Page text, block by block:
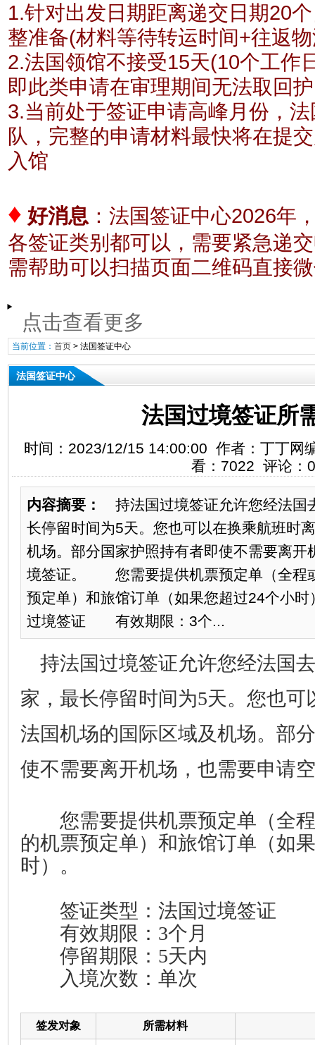
1.针对出发日期距离递交日期20
整准备(材料等待转运时间+往返
2.法国领馆不接受15天(10个工作
即此类申请在审理期间无法取回
3.当前处于签证申请高峰月份，
队，完整的申请材料最快将在提
入馆
♦ 好消息 ： 法国签证中心2026年
各签证类别都可以，需要紧急递
需帮助可以扫描页面二维码直接
点击查看更多
当前位置： 首页> 法国签证中心
法国签证中心
法国过境签证所
时间：2023/12/15 14:00:00 作者：丁丁网
看：7022 评论：0
内容摘要：
持法国过境签证允许您经法国
长停留时间为5天。您也可以在换乘航班时
机场。部分国家护照持有者即使不需要离开
境签证。 您需要提供机票预定单（全程
预定单）和旅馆订单（如果您超过24个
过境签证 有效期限：3个...
持法国过境签证允许您经法国
家，最长停留时间为5天。您也可
法国机场的国际区域及机场。部
使不需要离开机场，也需要申请
您需要提供机票预定单（全程
的机票预定单）和旅馆订单（如
时）。
签证类型：法国过境签证
有效期限：3个月
停留期限：5天内
入境次数：单次
签发对象 所需材料